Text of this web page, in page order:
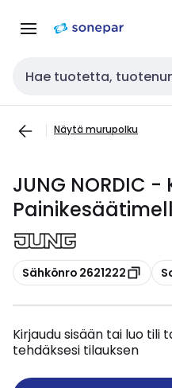
navigointiinsisältöön
Haku
Näytä murupolku
JUNG NORDIC
Kopioi
Sähkönro 2621222
Kirjaudu sisään tai luo tili
tehdäksesi tilauksen